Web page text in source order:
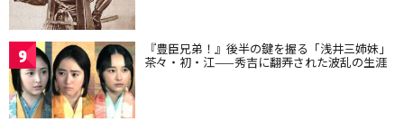
9 『豊臣兄弟！』後半の鍵を握る「浅井三姉妹」
茶々・初・江——秀吉に翻弄された波乱の生涯